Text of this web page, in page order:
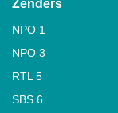
Zenders
NPO 1
NPO 3
RTL 5
SBS 6